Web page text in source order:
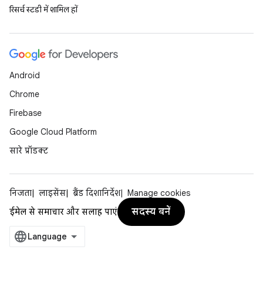
रिसर्च स्टडी में शामिल हों
Android
Chrome
Firebase
Google Cloud Platform
सारे प्रॉडक्ट
निजता लाइसेंस ब्रैंड दिशानिर्देश
Manage cookies
ईमेल से समाचार और सलाह पाएं
सदस्य बनें